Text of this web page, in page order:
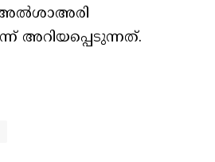
അല്‍ശാഅരി
അറിയപ്പെടുന്നത്.